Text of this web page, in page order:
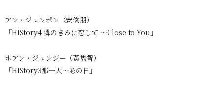
アン・ジュンポン（安俊朋）
「HIStory4 隣のきみに恋して ～Close to You」
ホアン・ジュンジー（黃雋智）
「HIStory3那一天～あの日」